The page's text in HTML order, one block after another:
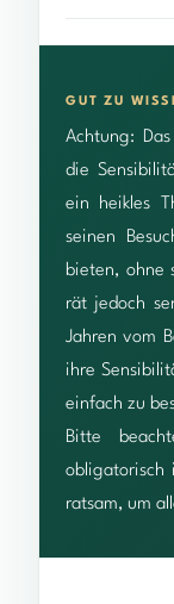
GUT ZU
Achtung:
die
ein heikles
seinen
bieten, ohne
rät jedoch
Jahren vom
ihre
einfach zu
Bitte
obligatorisch
ratsam, um